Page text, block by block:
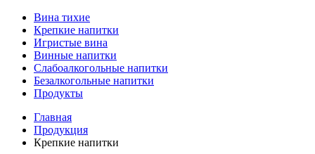
Вина тихие
Крепкие напитки
Игристые вина
Винные напитки
Слабоалкогольные напитки
Безалкогольные напитки
Продукты
Главная
Продукция
Крепкие напитки